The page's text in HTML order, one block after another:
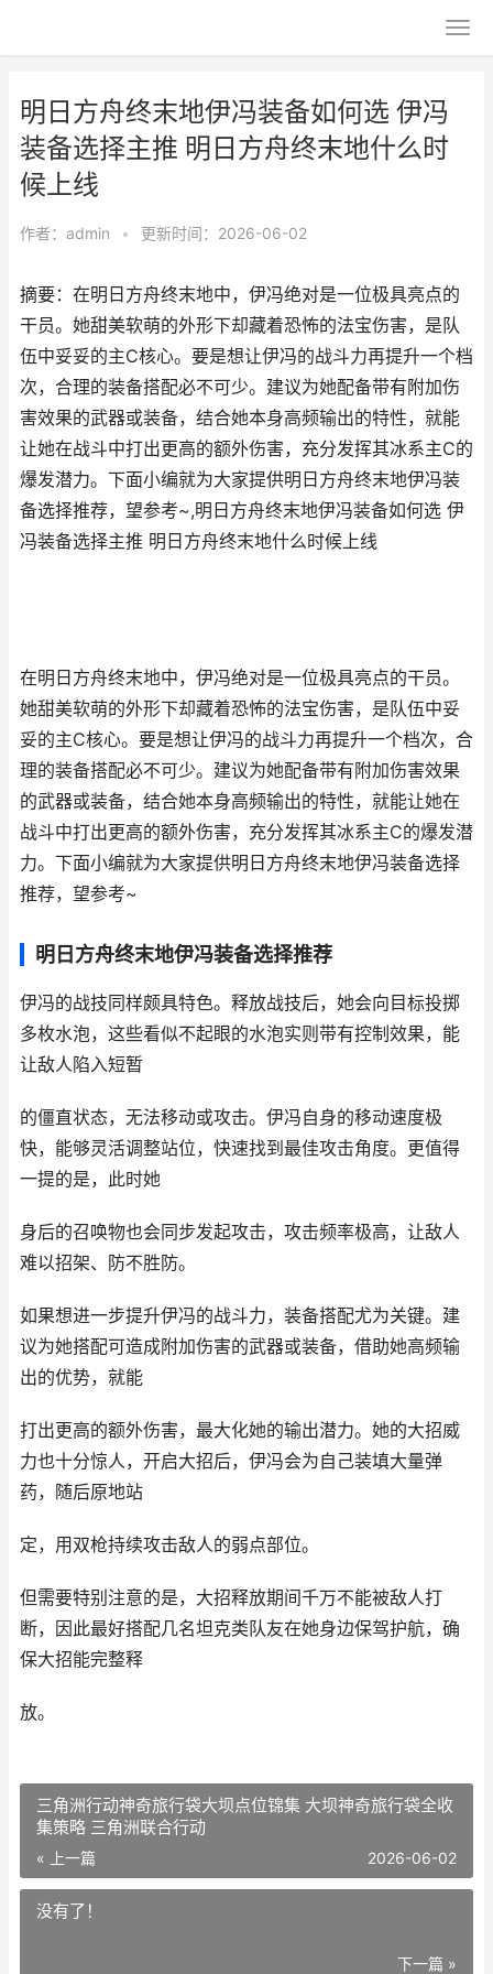
明日方舟终末地伊冯装备如何选 伊冯
装备选择主推 明日方舟终末地什么时
候上线
作者： admin • 更新时间：2026-06-02
摘要：在明日方舟终末地中，伊冯绝对是一位极具亮点的
干员。她甜美软萌的外形下却藏着恐怖的法宝伤害，是队
伍中妥妥的主C核心。要是想让伊冯的战斗力再提升一个档
次，合理的装备搭配必不可少。建议为她配备带有附加伤
害效果的武器或装备，结合她本身高频输出的特性，就能
让她在战斗中打出更高的额外伤害，充分发挥其冰系主C的
爆发潜力。下面小编就为大家提供明日方舟终末地伊冯装
备选择推荐，望参考~,明日方舟终末地伊冯装备如何选 伊
冯装备选择主推 明日方舟终末地什么时候上线
在明日方舟终末地中，伊冯绝对是一位极具亮点的干员。
她甜美软萌的外形下却藏着恐怖的法宝伤害，是队伍中妥
妥的主C核心。要是想让伊冯的战斗力再提升一个档次，合
理的装备搭配必不可少。建议为她配备带有附加伤害效果
的武器或装备，结合她本身高频输出的特性，就能让她在
战斗中打出更高的额外伤害，充分发挥其冰系主C的爆发潜
力。下面小编就为大家提供明日方舟终末地伊冯装备选择
推荐，望参考~
明日方舟终末地伊冯装备选择推荐
伊冯的战技同样颇具特色。释放战技后，她会向目标投掷
多枚水泡，这些看似不起眼的水泡实则带有控制效果，能
让敌人陷入短暂
的僵直状态，无法移动或攻击。伊冯自身的移动速度极
快，能够灵活调整站位，快速找到最佳攻击角度。更值得
一提的是，此时她
身后的召唤物也会同步发起攻击，攻击频率极高，让敌人
难以招架、防不胜防。
如果想进一步提升伊冯的战斗力，装备搭配尤为关键。建
议为她搭配可造成附加伤害的武器或装备，借助她高频输
出的优势，就能
打出更高的额外伤害，最大化她的输出潜力。她的大招威
力也十分惊人，开启大招后，伊冯会为自己装填大量弹
药，随后原地站
定，用双枪持续攻击敌人的弱点部位。
但需要特别注意的是，大招释放期间千万不能被敌人打
断，因此最好搭配几名坦克类队友在她身边保驾护航，确
保大招能完整释
放。
三角洲行动神奇旅行袋大坝点位锦集 大坝神奇旅行袋全收
集策略 三角洲联合行动
« 上一篇 2026-06-02
没有了！
下一篇 »